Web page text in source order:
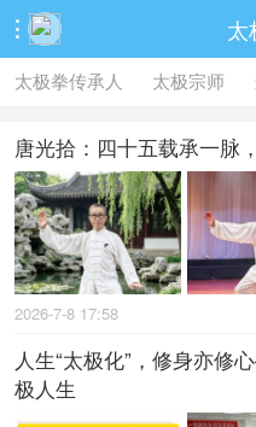
 太
太极拳传承人 太极宗师
唐光拾：四十五载承一脉
2026-7-8 17:58
人生“太极化”，修身亦
极人生